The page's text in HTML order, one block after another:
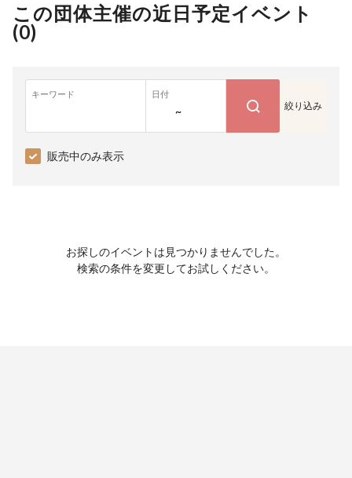
この団体主催の近日予定イベント
(0)
キーワード 日付
~ 絞り込み
販売中のみ表示
お探しのイベントは見つかりませんでした。
検索の条件を変更してお試しください。